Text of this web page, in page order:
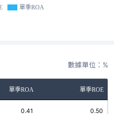
單季ROA
數據單位：%
單季ROA 單季ROE
0.41 0.50